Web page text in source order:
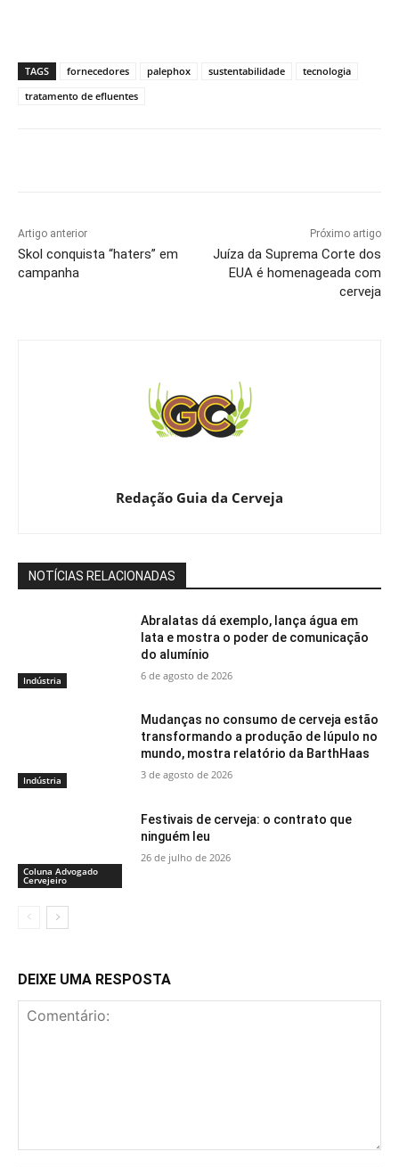
TAGS fornecedores palephox sustentabilidade
tecnologia
tratamento de efluentes
Artigo anterior
Skol conquista “haters” em
campanha
Próximo artigo
Juíza da Suprema Corte dos
EUA é homenageada com
cerveja
Redação Guia da Cerveja
NOTÍCIAS RELACIONADAS
Indústria
Abralatas dá exemplo, lança água em
lata e mostra o poder de comunicação
do alumínio
6 de agosto de 2026
Indústria
Mudanças no consumo de cerveja estão
transformando a produção de lúpulo no
mundo, mostra relatório da BarthHaas
3 de agosto de 2026
Coluna Advogado
Cervejeiro
Festivais de cerveja: o contrato que
ninguém leu
26 de julho de 2026
DEIXE UMA RESPOSTA